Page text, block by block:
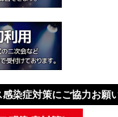
染症対策にご協力お願